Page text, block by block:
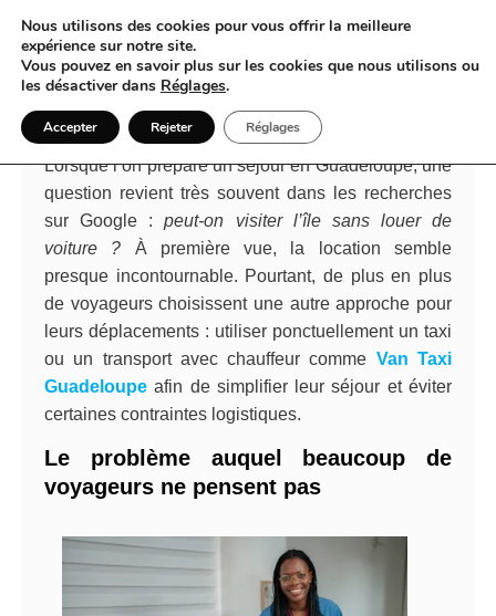
Visiter la Guadeloupe sans voiture :
mission impossible ?
Lorsque l’on prépare un séjour en Guadeloupe, une
question revient très souvent dans les recherches
sur Google :peut-on visiter l’île sans louer de
voiture ? À première vue, la location semble
presque incontournable. Pourtant, de plus en plus
de voyageurs choisissent une autre approche pour
leurs déplacements : utiliser ponctuellement un taxi
ou un transport avec chauffeur comme Van Taxi
Guadeloupe afin de simplifier leur séjour et éviter
certaines contraintes logistiques.
Le problème auquel beaucoup de
voyageurs ne pensent pas
Nous utilisons des cookies pour vous offrir la meilleure
expérience sur notre site.
Vous pouvez en savoir plus sur les cookies que nous utilisons ou
les désactiver dans Réglages.
Accepter Rejeter Réglages